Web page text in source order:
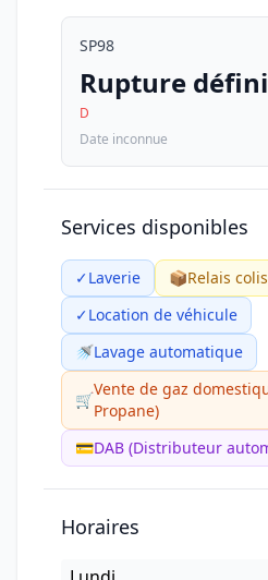
SP98
Rupture
D
Date inconnue
Services disponibles
✓Laverie 📦Relais colis
✓Location de véhicule
🚿Lavage automatique
🛒
Vente de gaz
Propane)
💳DAB (Distributeur
Horaires